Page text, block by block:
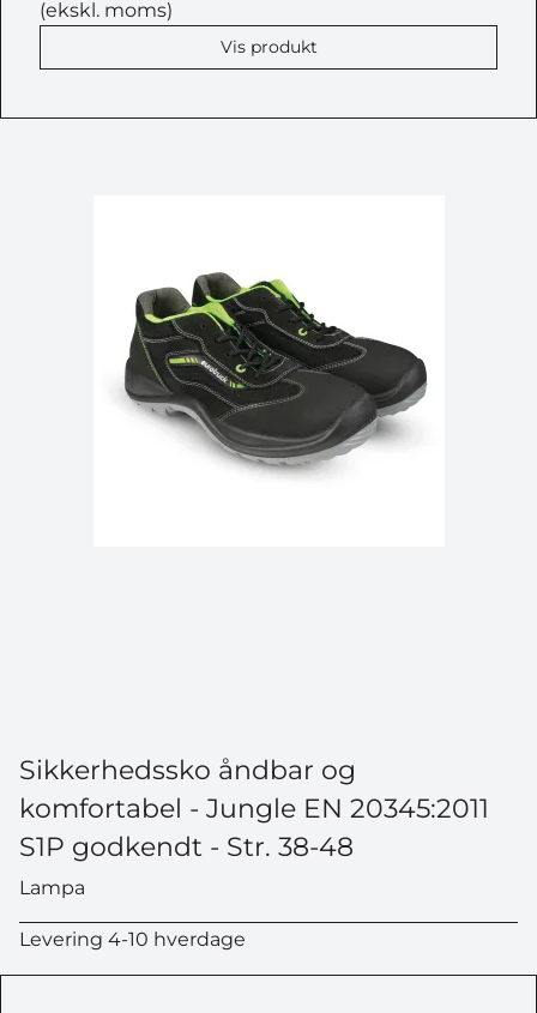
(ekskl. moms)
Vis produkt
Sikkerhedssko åndbar og
komfortabel - Jungle EN 20345:2011
S1P godkendt - Str. 38-48
Lampa
Levering 4-10 hverdage